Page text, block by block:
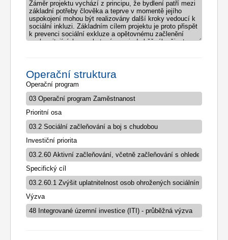
Operační struktura
Operační program
Prioritní osa
Investiční priorita
Specifický cíl
Výzva